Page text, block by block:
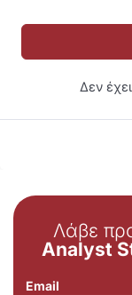
Δεν
Λάβε
Analyst
Email